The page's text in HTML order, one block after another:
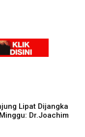
Lipat Dijangka
Dr.Joachim